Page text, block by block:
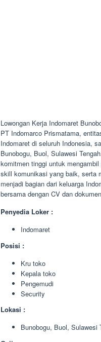
Lowongan Kerja Indomaret
PT Indomarco Prismatama,
Indomaret di seluruh Indonesia,
Bunobogu, Buol, Sulawesi
komitmen tinggi untuk
skill komunikasi yang baik, serta
menjadi bagian dari keluarga
bersama dengan CV dan
Penyedia Loker :
Indomaret
Posisi :
Kru toko
Kepala toko
Pengemudi
Security
Lokasi :
Bunobogu, Buol, Sulawesi